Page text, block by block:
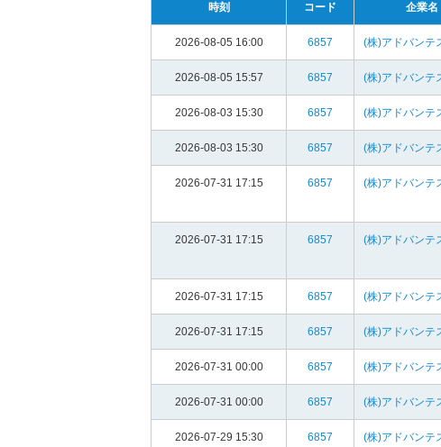
時刻 コード 企業名
2026-08-05 16:00 6857 (株)アドバンテ
2026-08-05 15:57 6857 (株)アドバンテ
2026-08-03 15:30 6857 (株)アドバンテ
2026-08-03 15:30 6857 (株)アドバンテ
2026-07-31 17:15 6857 (株)アドバンテ
2026-07-31 17:15 6857 (株)アドバンテ
2026-07-31 17:15 6857 (株)アドバンテ
2026-07-31 17:15 6857 (株)アドバンテ
2026-07-31 00:00 6857 (株)アドバンテ
2026-07-31 00:00 6857 (株)アドバンテ
2026-07-29 15:30 6857 (株)アドバンテ